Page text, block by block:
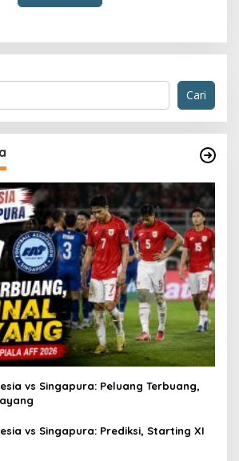
Cari
vs Singapura: Peluang Terbuang,
vs Singapura: Prediksi, Starting XI